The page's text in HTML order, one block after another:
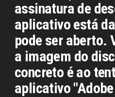
assinatura de
aplicativo está
pode ser aberto.
a imagem do
concreto é ao
aplicativo